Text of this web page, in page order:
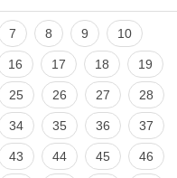
7 8 9 10
16 17 18 19
25 26 27 28
34 35 36 37
43 44 45 46